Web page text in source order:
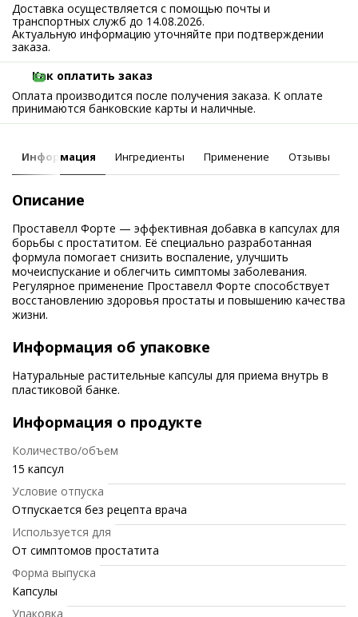
Доставка осуществляется с помощью почты и
транспортных служб до 14.08.2026.
Актуальную информацию уточняйте при подтверждении
заказа.
Как оплатить заказ
Оплата производится после получения заказа. К оплате
принимаются банковские карты и наличные.
Информация Ингредиенты Применение Отзывы
Описание
Проставелл Форте — эффективная добавка в капсулах для
борьбы с простатитом. Её специально разработанная
формула помогает снизить воспаление, улучшить
мочеиспускание и облегчить симптомы заболевания.
Регулярное применение Проставелл Форте способствует
восстановлению здоровья простаты и повышению качества
жизни.
Информация об упаковке
Натуральные растительные капсулы для приема внутрь в
пластиковой банке.
Информация о продукте
Количество/объем
15 капсул
Условие отпуска
Отпускается без рецепта врача
Используется для
От симптомов простатита
Форма выпуска
Капсулы
Упаковка